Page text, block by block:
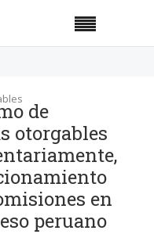
de las
de
otorgables
en
peruano